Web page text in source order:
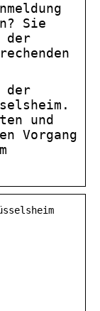
Sie
der
der
und
Vorgang